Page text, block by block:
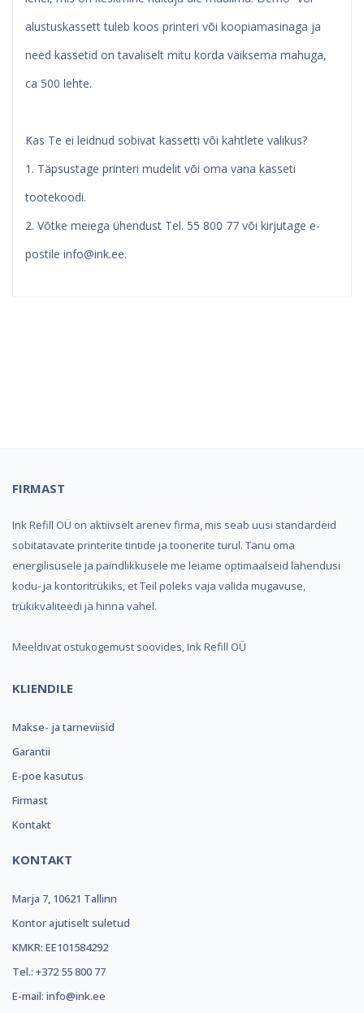
alustuskassett tuleb koos printeri või koopiamasinaga ja
need kassetid on tavaliselt mitu korda väiksema mahuga,
ca 500 lehte.
Kas Te ei leidnud sobivat kassetti või kahtlete valikus?
1. Täpsustage printeri mudelit või oma vana kasseti
tootekoodi.
2. Võtke meiega ühendust Tel. 55 800 77 või kirjutage e-
postile info@ink.ee.
FIRMAST
Ink Refill OÜ on aktiivselt arenev firma, mis seab uusi standardeid
sobitatavate printerite tintide ja toonerite turul. Tänu oma
energilisusele ja paindlikkusele me leiame optimaalseid lahendusi
kodu- ja kontoritrükiks, et Teil poleks vaja valida mugavuse,
trükikvaliteedi ja hinna vahel.
Meeldivat ostukogemust soovides, Ink Refill OÜ
KLIENDILE
Makse- ja tarneviisid
Garantii
E-poe kasutus
Firmast
Kontakt
KONTAKT
Marja 7, 10621 Tallinn
Kontor ajutiselt suletud
KMKR: EE101584292
Tel.: +372 55 800 77
E-mail: info@ink.ee